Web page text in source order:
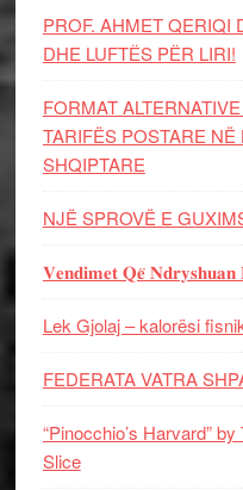
PROF. AHMET QERIQI
DHE LUFTЁS PЁR LIRI!
FORMAT
TARIFËS POSTARE
SHQIPTARE
NJË SPROVË E
𝐕𝐞𝐧𝐝𝐢𝐦𝐞𝐭 𝐐𝐞̈ 𝐍𝐝𝐫𝐲𝐬𝐡𝐮𝐚𝐧
Lek Gjolaj – kalorësi
FEDERATA VATRA
“Pinocchio’s Harvard”
Slice